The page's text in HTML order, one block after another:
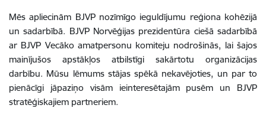
Mēs apliecinām BJVP nozīmīgo ieguldījumu reģiona kohēzijā
un sadarbībā. BJVP Norvēģijas prezidentūra ciešā sadarbībā
ar BJVP Vecāko amatpersonu komiteju nodrošinās, lai šajos
mainījušos apstākļos atbilstīgi sakārtotu organizācijas
darbību. Mūsu lēmums stājas spēkā nekavējoties, un par to
pienācīgi jāpaziņo visām ieinteresētajām pusēm un BJVP
stratēģiskajiem partneriem.